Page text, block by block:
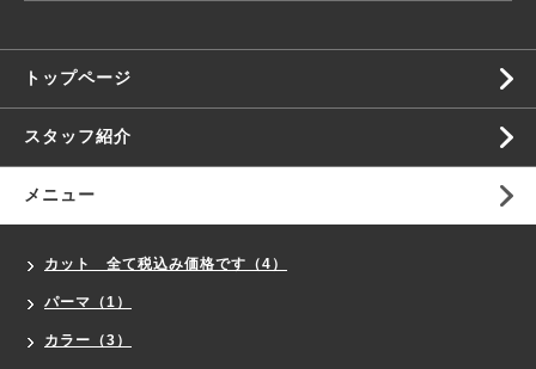
トップページ
スタッフ紹介
メニュー
カット 全て税込み価格です（4）
パーマ（1）
カラー（3）